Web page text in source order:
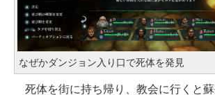
なぜかダンジョン入り口で死体を発見
死体を街に持ち帰り、教会に行くと